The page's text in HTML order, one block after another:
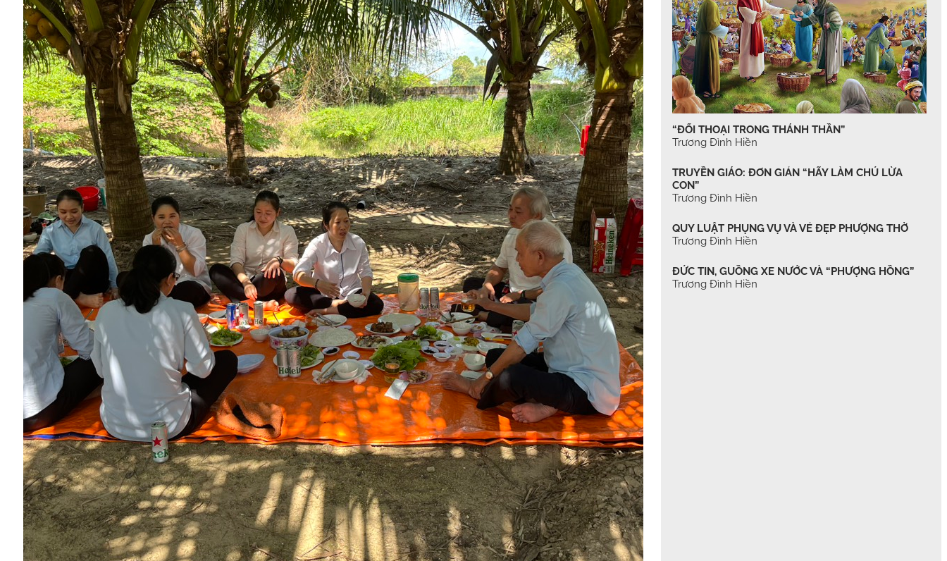
“ĐỐI THOẠI TRONG THÁNH THẦN”
Trương Đình Hiền
TRUYỀN GIÁO: ĐƠN GIẢN “HÃY LÀM CHÚ LỪA
CON”
Trương Đình Hiền
QUY LUẬT PHỤNG VỤ VÀ VẺ ĐẸP PHƯỢNG THỜ
Trương Đình Hiền
ĐỨC TIN, GUỒNG XE NƯỚC VÀ “PHƯỢNG HỒNG”
Trương Đình Hiền